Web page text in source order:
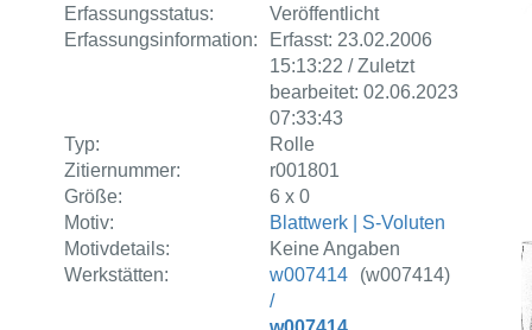
Erfassungsstatus:
Veröffentlicht
Erfassungsinformation:
Erfasst: 23.02.2006
15:13:22 / Zuletzt
bearbeitet: 02.06.2023
07:33:43
Typ:
Rolle
Zitiernummer:
r001801
Größe:
6 x 0
Motiv:
Blattwerk | S-Voluten
Motivdetails:
Keine Angaben
Werkstätten:
w007414
/
(w007414)